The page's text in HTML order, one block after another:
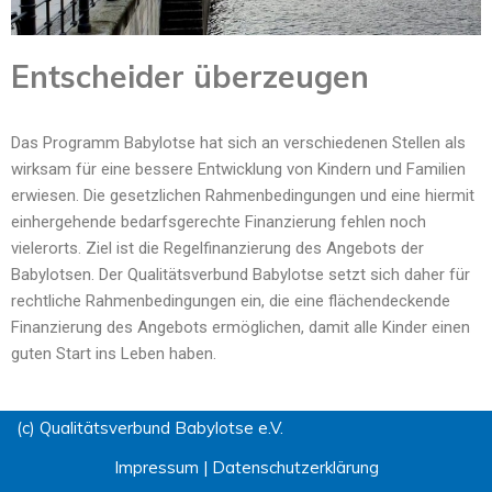
Entscheider überzeugen
Das Programm Babylotse hat sich an verschiedenen Stellen als
wirksam für eine bessere Entwicklung von Kindern und Familien
erwiesen. Die gesetzlichen Rahmenbedingungen und eine hiermit
einhergehende bedarfsgerechte Finanzierung fehlen noch
vielerorts. Ziel ist die Regelfinanzierung des Angebots der
Babylotsen. Der Qualitätsverbund Babylotse setzt sich daher für
rechtliche Rahmenbedingungen ein, die eine flächendeckende
Finanzierung des Angebots ermöglichen, damit alle Kinder einen
guten Start ins Leben haben.
(c) Qualitätsverbund Babylotse e.V.
Impressum | Datenschutzerklärung